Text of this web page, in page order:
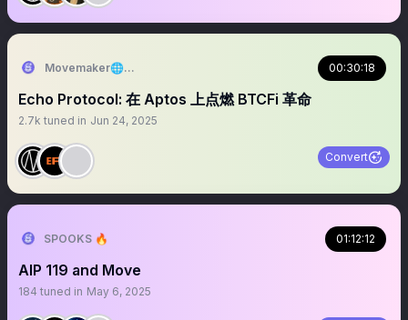
Movemaker🌐Aptos华语社区 00:30:18
Echo Protocol: 在 Aptos 上点燃 BTCFi 革命
2.7k tuned in Jun 24, 2025
Convert
SPOOKS 🔥 01:12:12
AIP 119 and Move
184 tuned in May 6, 2025